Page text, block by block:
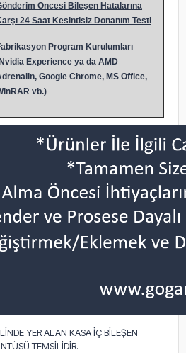
Öncesi Bileşen Hatalarına
24 Saat Kesintisiz Donanım Testi
Program Kurulumları
Experience ya da AMD
Google Chrome, MS Office,
vb.)
YER ALAN KASA İÇ BİLEŞEN
TEMSİLİDİR.